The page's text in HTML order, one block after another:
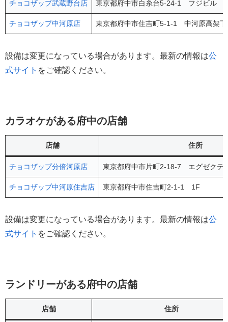
チョコザップ武蔵野台店 東京都府中市白糸台5-24-1 フジビル
チョコザップ中河原店 東京都府中市住吉町5-1-1 中河原高架
設備は変更になっている場合があります。最新の情報は公
式サイト をご確認ください。
カラオケがある府中の店舗
店舗 住所
チョコザップ分倍河原店 東京都府中市片町2-18-7 エグゼク
チョコザップ中河原住吉店 東京都府中市住吉町2-1-1 1F
設備は変更になっている場合があります。最新の情報は公
式サイト をご確認ください。
ランドリーがある府中の店舗
店舗 住所